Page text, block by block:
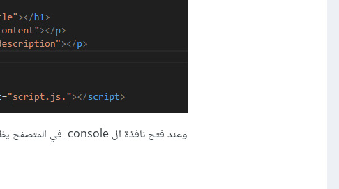
وعند فتح نافذة ال console في المتصفح يظهر لي هذا الخطأ